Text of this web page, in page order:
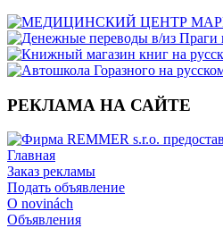
РЕКЛАМА НА САЙТЕ
Главная
Заказ рекламы
Подать объявление
O novinách
Объявления